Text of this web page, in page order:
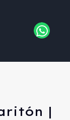
|